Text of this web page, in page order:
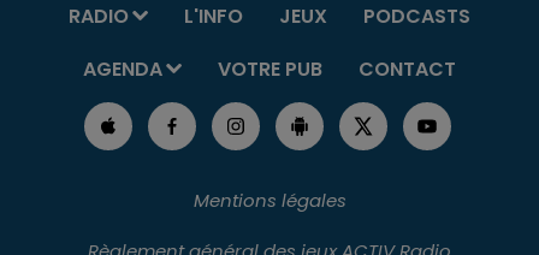
RADIO L'INFO JEUX
PODCASTS
AGENDA
VOTRE PUB CONTACT
Mentions légales